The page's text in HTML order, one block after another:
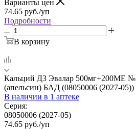
Варианты цен
74.65 руб./уп
Подробности
В корзину
Кальций Д3 Эвалар 500мг+200МЕ
(апельсин) БАД (08050006 (2027-05))
В наличии в 1 аптеке
Серия:
08050006 (2027-05)
74.65 руб./уп